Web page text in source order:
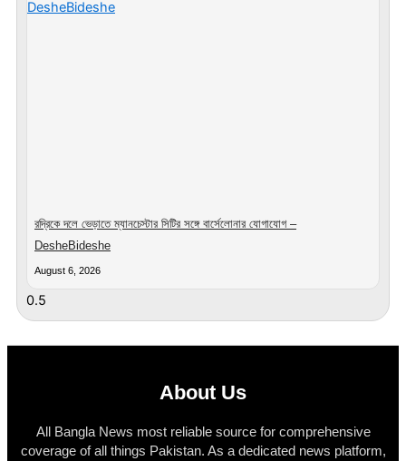
রদ্রিকে দলে ভেড়াতে ম্যানচেস্টার সিটির সঙ্গে বার্সেলোনার যোগাযোগ –
DesheBideshe
August 6, 2026
About Us
All Bangla News most reliable source for comprehensive
coverage of all things Pakistan. As a dedicated news platform,